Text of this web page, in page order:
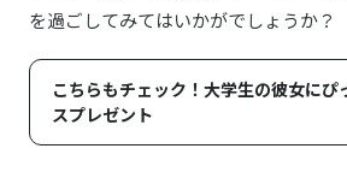
を過ごしてみてはいかがでしょうか？
こちらもチェック！大学生の彼女にぴ
スプレゼント